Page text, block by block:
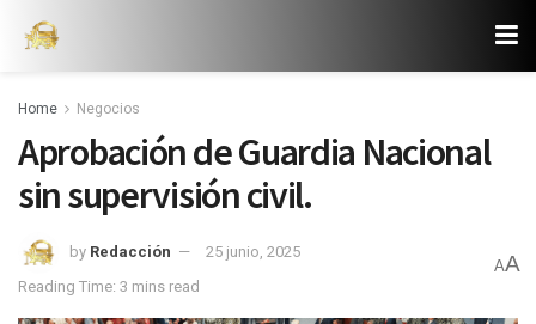
Home Negocios
Aprobación de Guardia Nacional
sin supervisión civil.
by Redacción
25 junio, 2025
Reading Time: 3 mins read
AA